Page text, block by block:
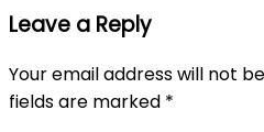
Leave a Reply
Your email address will not
fields are marked *